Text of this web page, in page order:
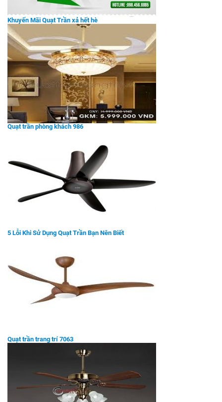
Khuyến Mãi Quạt Trần xả hết hè
Quạt trần phòng khách 986
5 Lỗi Khi Sử Dụng Quạt Trần Bạn Nên Biết
Quạt trần trang trí 7063